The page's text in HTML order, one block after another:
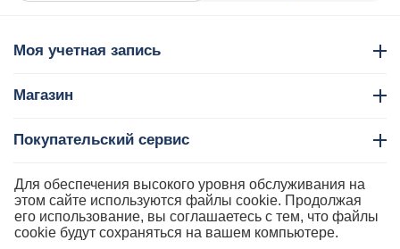
Моя учетная запись
Магазин
Покупательский сервис
Контакты
Для обеспечения высокого уровня обслуживания на
этом сайте используются файлы cookie. Продолжая
его использование, вы соглашаетесь с тем, что файлы
cookie будут сохраняться на вашем компьютере.